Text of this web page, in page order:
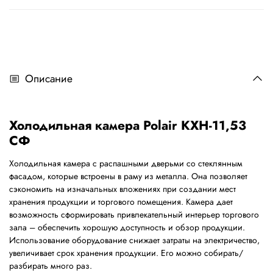
Описание
Холодильная камера Polair КХН-11,53
СФ
Холодильная камера с распашными дверьми со стеклянным
фасадом, которые встроены в раму из металла. Она позволяет
сэкономить на изначальных вложениях при создании мест
хранения продукции и торгового помещения. Камера дает
возможность сформировать привлекательный интерьер торгового
зала – обеспечить хорошую доступность и обзор продукции.
Использование оборудование снижает затраты на электричество,
увеличивает срок хранения продукции. Его можно собирать/
разбирать много раз.